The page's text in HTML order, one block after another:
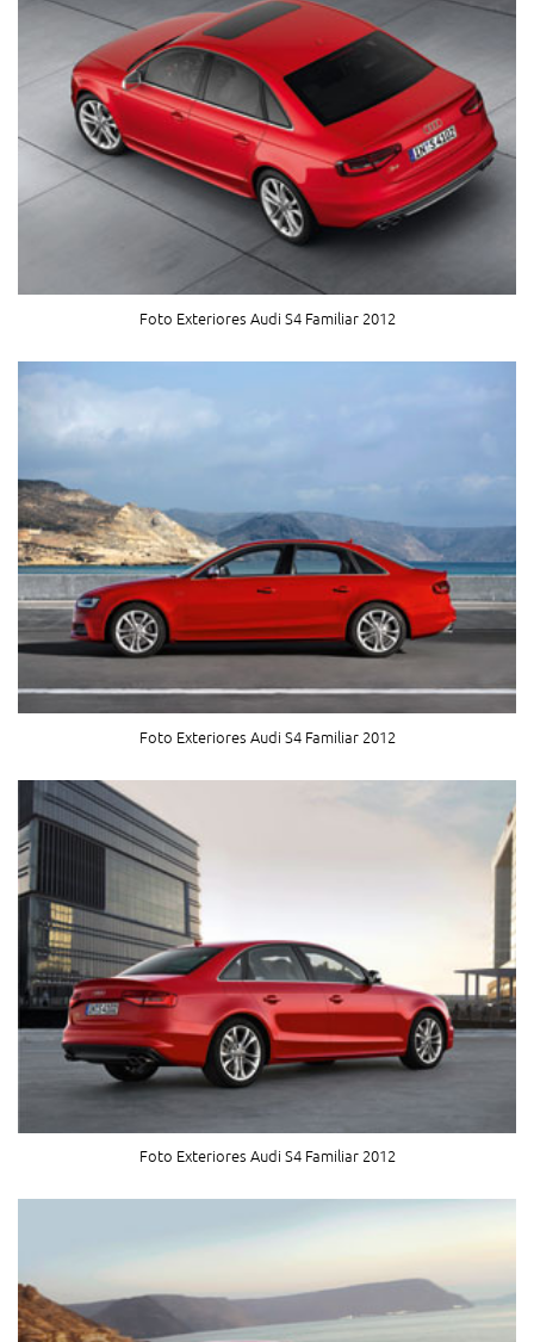
Foto Exteriores Audi S4 Familiar 2012
Foto Exteriores Audi S4 Familiar 2012
Foto Exteriores Audi S4 Familiar 2012